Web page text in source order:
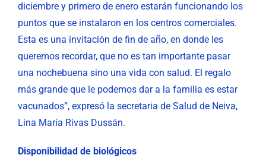
diciembre y primero de enero estarán funcionando los
puntos que se instalaron en los centros comerciales.
Esta es una invitación de fin de año, en donde les
queremos recordar, que no es tan importante pasar
una nochebuena sino una vida con salud. El regalo
más grande que le podemos dar a la familia es estar
vacunados”, expresó la secretaria de Salud de Neiva,
Lina María Rivas Dussán.
Disponibilidad de biológicos